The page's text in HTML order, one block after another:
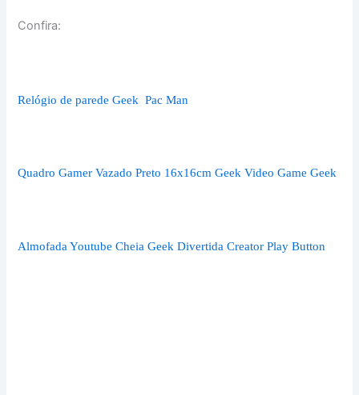
Confira:
Relógio de parede Geek Pac Man
Quadro Gamer Vazado Preto 16x16cm Geek Video Game Geek
Almofada Youtube Cheia Geek Divertida Creator Play Button